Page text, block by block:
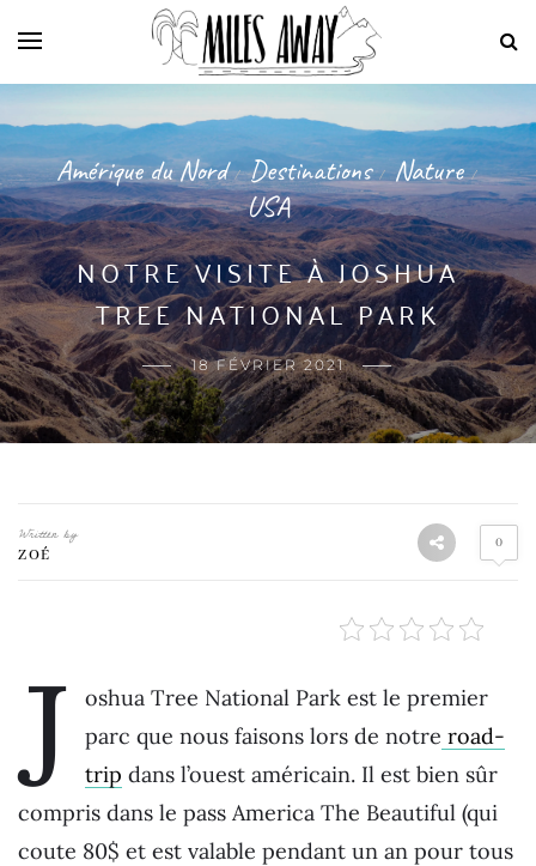
Amérique du Nord / Destinations / Nature /
USA
NOTRE VISITE À JOSHUA
TREE NATIONAL PARK
18 FÉVRIER 2021
Written by
ZOÉ
0
J
oshua Tree National Park est le premier
parc que nous faisons lors de notre road-
trip dans l’ouest américain. Il est bien sûr
compris dans le pass America The Beautiful (qui
coute 80$ et est valable pendant un an pour tous